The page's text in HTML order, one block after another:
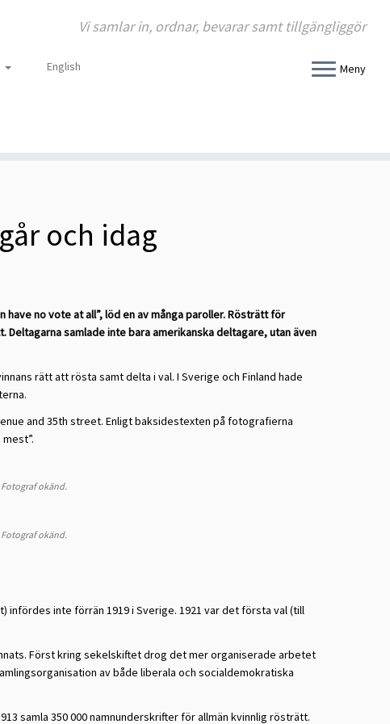
Vi samlar in, ordnar, bevarar samt tillgängliggör
Meny
English
och idag
have no vote at all”, löd en av många paroller. Rösträtt för
samlade inte bara amerikanska deltagare, utan även
rätt att rösta samt delta i val. I Sverige och Finland hade
and 35th street. Enligt baksidestexten på fotografierna
okänd.
Fotograf okänd.
inte förrän 1919 i Sverige. 1921 var det första val (till
Först kring sekelskiftet drog det mer organiserade arbetet
av både liberala och socialdemokratiska
samla 350 000 namnunderskrifter för allmän kvinnlig rösträtt.